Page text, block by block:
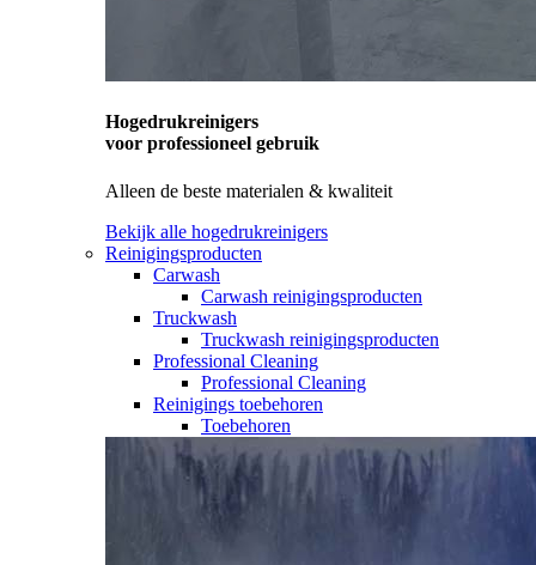
Hogedrukreinigers
voor professioneel gebruik
Alleen de beste materialen & kwaliteit
Bekijk alle hogedrukreinigers
Reinigingsproducten
Carwash
Carwash reinigingsproducten
Truckwash
Truckwash reinigingsproducten
Professional Cleaning
Professional Cleaning
Reinigings toebehoren
Toebehoren